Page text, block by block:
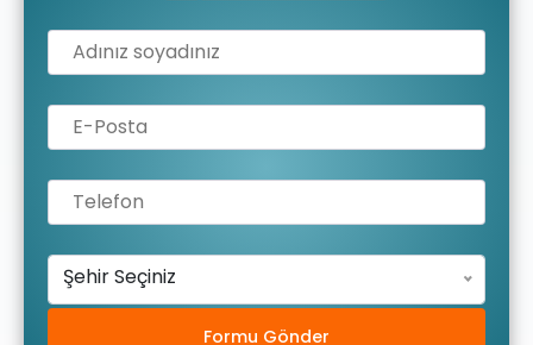
Şehir Seçiniz
Formu Gönder